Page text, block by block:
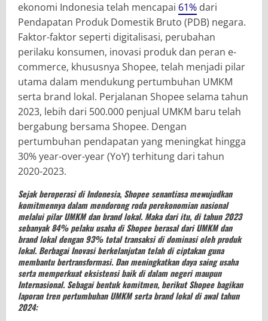
ekonomi Indonesia telah mencapai 61% dari
Pendapatan Produk Domestik Bruto (PDB) negara.
Faktor-faktor seperti digitalisasi, perubahan
perilaku konsumen, inovasi produk dan peran e-
commerce, khususnya Shopee, telah menjadi pilar
utama dalam mendukung pertumbuhan UMKM
serta brand lokal. Perjalanan Shopee selama tahun
2023, lebih dari 500.000 penjual UMKM baru telah
bergabung bersama Shopee. Dengan
pertumbuhan pendapatan yang meningkat hingga
30% year-over-year (YoY) terhitung dari tahun
2020-2023.
Sejak beroperasi di Indonesia, Shopee senantiasa mewujudkan
komitmennya dalam mendorong roda perekonomian nasional
melalui pilar UMKM dan brand lokal. Maka dari itu, di tahun 2023
sebanyak 84% pelaku usaha di Shopee berasal dari UMKM dan
brand lokal dengan 93% total transaksi di dominasi oleh produk
lokal. Berbagai Inovasi berkelanjutan telah di ciptakan guna
membantu bertransformasi. Dan meningkatkan daya saing usaha
serta memperkuat eksistensi baik di dalam negeri maupun
Internasional. Sebagai bentuk komitmen, berikut Shopee bagikan
laporan tren pertumbuhan UMKM serta brand lokal di awal tahun
2024: